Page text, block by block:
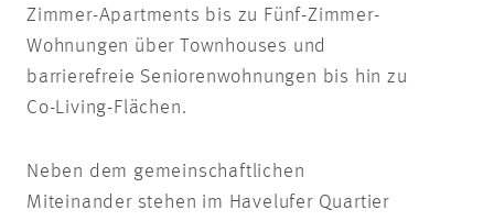
Zimmer-Apartments bis zu Fünf-Zimmer-
Wohnungen über Townhouses und
barrierefreie Seniorenwohnungen bis hin zu
Co-Living-Flächen.
Neben dem gemeinschaftlichen
Miteinander stehen im Havelufer Quartier